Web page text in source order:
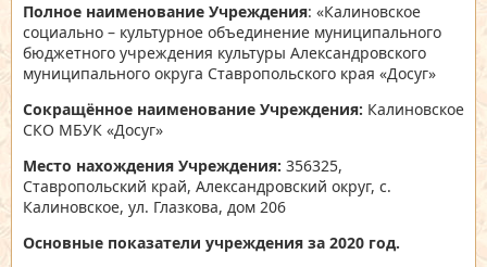
Полное наименование Учреждения: «Калиновское
социально – культурное объединение муниципального
бюджетного учреждения культуры Александровского
муниципального округа Ставропольского края «Досуг»
Сокращённое наименование Учреждения: Калиновское
СКО МБУК «Досуг»
Место нахождения Учреждения: 356325,
Ставропольский край, Александровский округ, с.
Калиновское, ул. Глазкова, дом 206
Основные показатели учреждения за 2020 год.